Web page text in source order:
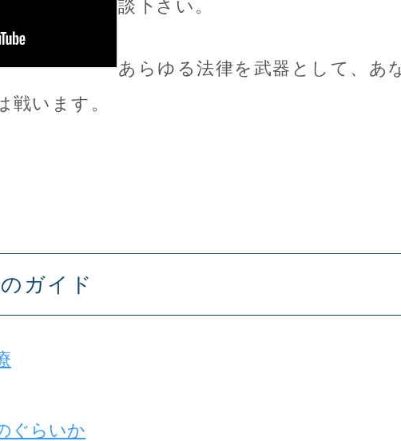
談下さい。
あらゆる法律を武器として、あ
戦います。
ガイド
ぐらいか